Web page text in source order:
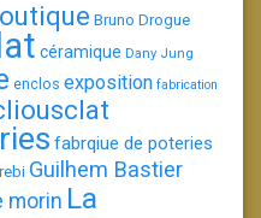
Bruno Drogue
céramique Dany Jung
enclos exposition fabrication
fabrqiue de poteries
Guilhem Bastier
morin La